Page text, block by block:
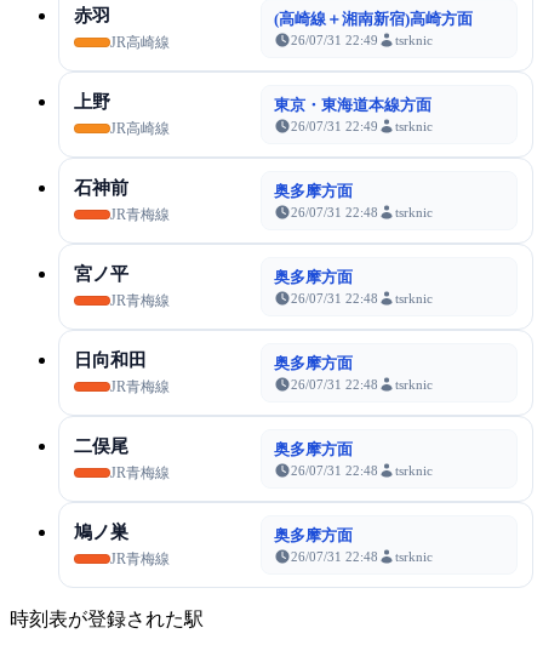
赤羽
JR高崎線
(高崎線＋湘南新宿)高崎方面
26/07/31 22:49 tsrknic
上野
JR高崎線
東京・東海道本線方面
26/07/31 22:49 tsrknic
石神前
JR青梅線
奥多摩方面
26/07/31 22:48 tsrknic
宮ノ平
JR青梅線
奥多摩方面
26/07/31 22:48 tsrknic
日向和田
JR青梅線
奥多摩方面
26/07/31 22:48 tsrknic
二俣尾
JR青梅線
奥多摩方面
26/07/31 22:48 tsrknic
鳩ノ巣
JR青梅線
奥多摩方面
26/07/31 22:48 tsrknic
時刻表が登録された駅